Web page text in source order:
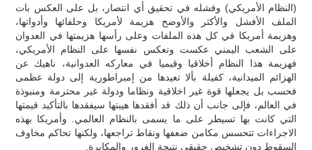
(النظام الأمريكي) وفشله في تحقيق أي انتصار، بل على العكس بات
الملف الأفشل والأكثر والأوضح هزيمة لأمريكا وحلفائها وأدواتها،
وهزيمة أمريكا في كل هذه الملفات وعلى رأسها هزيمتها في العدوان
على الشعب اليمني عكست وتعكس نفسها على النظام الأمريكي،
فهزيمة هذا النظام أخلاقيا وقيميا في معاركه العدوانية، ناهيك عن
الهزائم الميدانية، كفيلة بألا تعيدها من إمبراطورية إلى دولة عظمى
فحسب بل يجعلها قوة غير اخلاقية ونظاما ودولة غير محترمة ومنبوذة
في العالم، فإلى جانب أن ذلك قد أفقدها هيبتها سيفقدها بالتأكيد قيمتها
التي كانت بها تسيطر على ما يسمى بالنظام العالمي. وأمريكا بهذه
الاجراءات تتحسس مكامن ضعفها ونقاط تراجعها، ولكنها تحاكم مخاوف
السقوط دون تشخيص حقيقي نتيجة الغرور والمكابرة.